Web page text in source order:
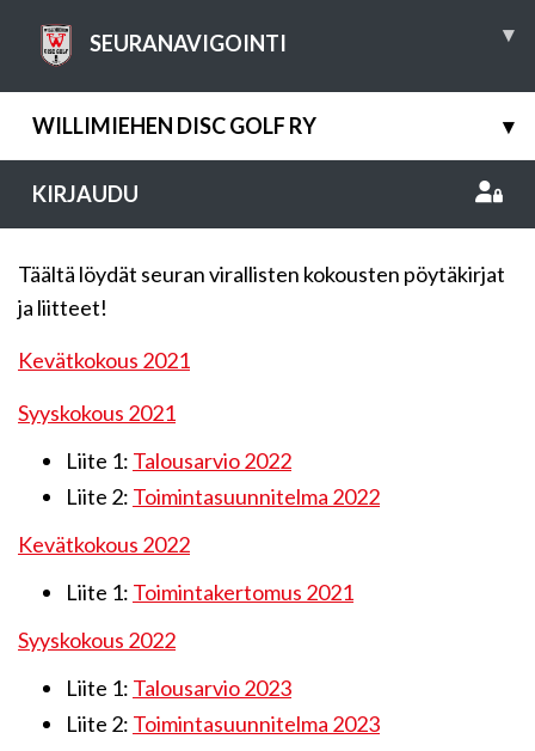
SEURANAVIGOINTI ▾
WILLIMIEHEN DISC GOLF RY ▾
KIRJAUDU
Täältä löydät seuran virallisten kokousten pöytäkirjat
ja liitteet!
Kevätkokous 2021
Syyskokous 2021
Liite 1: Talousarvio 2022
Liite 2: Toimintasuunnitelma 2022
Kevätkokous 2022
Liite 1: Toimintakertomus 2021
Syyskokous 2022
Liite 1: Talousarvio 2023
Liite 2: Toimintasuunnitelma 2023